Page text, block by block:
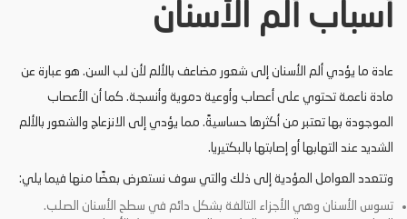
أسباب ألم الأسنان
عادة ما يؤدي ألم الأسنان إلى شعور مضاعف بالألم لأن لب السن. هو عبارة عن
مادة ناعمة تحتوي على أعصاب وأوعية دموية وأنسجة. كما أن الأعصاب
الموجودة بها تعتبر من أكثرها حساسيةً. مما يؤدي إلى الانزعاج والشعور بالألم
الشديد عند التهابها أو إصابتها بالبكتيريا.
وتتعدد العوامل المؤدية إلى ذلك والتي سوف نستعرض بعضًا منها فيما يلي:
تسوس الأسنان وهي الأجزاء التالفة بشكل دائم في سطح الأسنان الصلب.